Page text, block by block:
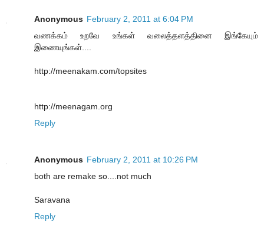
Anonymous February 2, 2011 at 6:04 PM
வணக்கம் உறவே உங்கள் வலைத்தளத்தினை இங்கேயும்
இணையுங்கள்....
http://meenakam.com/topsites
http://meenagam.org
Reply
Anonymous February 2, 2011 at 10:26 PM
both are remake so....not much
Saravana
Reply